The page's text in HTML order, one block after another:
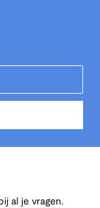
al je vragen.